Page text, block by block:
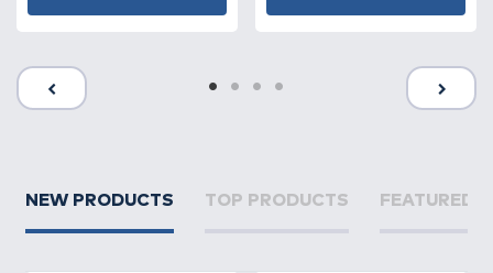
NEW PRODUCTS TOP PRODUCTS FEATURED